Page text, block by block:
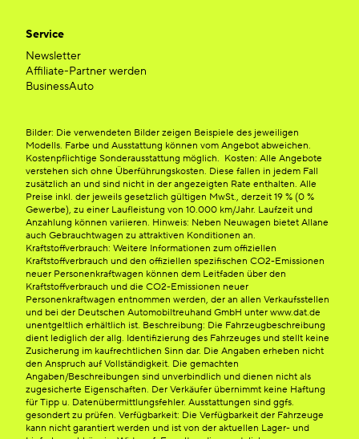
Service
Newsletter
Affiliate-Partner werden
BusinessAuto
Bilder: Die verwendeten Bilder zeigen Beispiele des jeweiligen
Modells. Farbe und Ausstattung können vom Angebot abweichen.
Kostenpflichtige Sonderausstattung möglich. Kosten: Alle Angebote
verstehen sich ohne Überführungskosten. Diese fallen in jedem Fall
zusätzlich an und sind nicht in der angezeigten Rate enthalten. Alle
Preise inkl. der jeweils gesetzlich gültigen MwSt., derzeit 19 % (0 %
Gewerbe), zu einer Laufleistung von 10.000 km/Jahr. Laufzeit und
Anzahlung können variieren. Hinweis: Neben Neuwagen bietet Allane
auch Gebrauchtwagen zu attraktiven Konditionen an.
Kraftstoffverbrauch: Weitere Informationen zum offiziellen
Kraftstoffverbrauch und den offiziellen spezifischen CO2-Emissionen
neuer Personenkraftwagen können dem Leitfaden über den
Kraftstoffverbrauch und die CO2-Emissionen neuer
Personenkraftwagen entnommen werden, der an allen Verkaufsstellen
und bei der Deutschen Automobiltreuhand GmbH unter www.dat.de
unentgeltlich erhältlich ist. Beschreibung: Die Fahrzeugbeschreibung
dient lediglich der allg. Identifizierung des Fahrzeuges und stellt keine
Zusicherung im kaufrechtlichen Sinn dar. Die Angaben erheben nicht
den Anspruch auf Vollständigkeit. Die gemachten
Angaben/Beschreibungen sind unverbindlich und dienen nicht als
zugesicherte Eigenschaften. Der Verkäufer übernimmt keine Haftung
für Tipp u. Datenübermittlungsfehler. Ausstattungen sind ggfs.
gesondert zu prüfen. Verfügbarkeit: Die Verfügbarkeit der Fahrzeuge
kann nicht garantiert werden und ist von der aktuellen Lager- und